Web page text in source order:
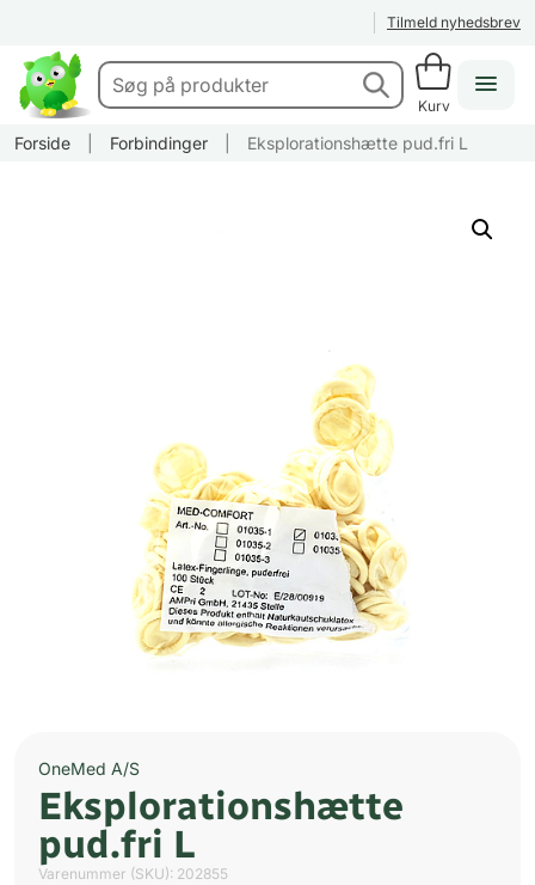
Tilmeld nyhedsbrev
Kurv
Forside Forbindinger Eksplorationshætte pud.fri L
OneMed A/S
Eksplorationshætte
pud.fri L
Varenummer (SKU): 202855